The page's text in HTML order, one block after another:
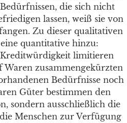
die sich nicht
lassen, weiß sie von
Zu dieser qualitativen
quantitative hinzu:
limitieren
Waren zusammengekürzten
Bedürfnisse noch
Güter bestimmen den
sondern ausschließlich die
Menschen zur Verfügung